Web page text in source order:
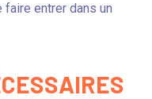
entrer dans un